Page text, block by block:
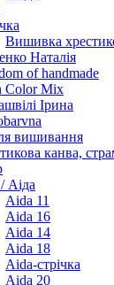
Вишивка
Наталія
of handmade
Color Mix
Ірина
вишивання
канва,
Аіда
Aida 11
Aida 16
Aida 14
Aida 18
Aida-стрічка
Aida 20